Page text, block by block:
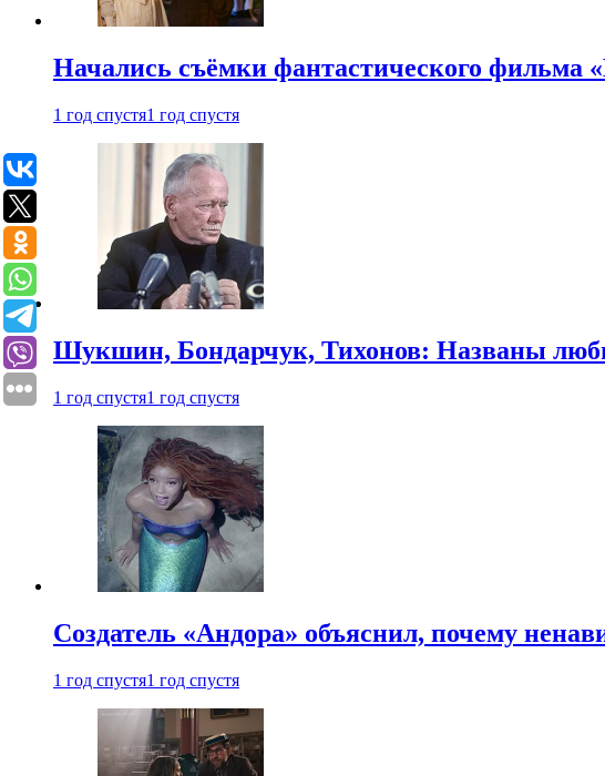
Начались съёмки фантастического фильма
1 год спустя1 год спустя
Шукшин, Бондарчук, Тихонов: Названы
1 год спустя1 год спустя
Создатель «Андора» объяснил, почему
1 год спустя1 год спустя